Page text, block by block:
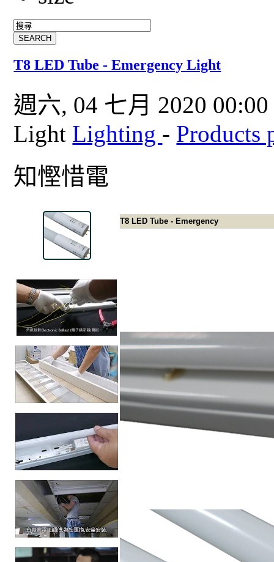
T8 LED Tube - Emergency Light
週六, 04 七月 2020
Light Lighting - Products
知慳惜電
T8 LED Tube - Emergency